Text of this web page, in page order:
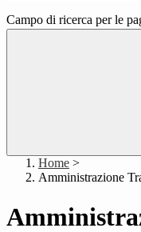
Campo di ricerca per le
Home >
Amministrazione